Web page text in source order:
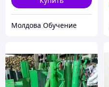
Молдова Обучение